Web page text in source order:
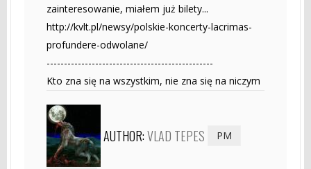
zainteresowanie, miałem już bilety...
http://kvlt.pl/newsy/polskie-koncerty-lacrimas-
profundere-odwolane/
------------------------------------------------
Kto zna się na wszystkim, nie zna się na niczym
AUTHOR:VLAD TEPES PM